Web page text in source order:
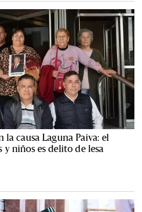
causa Laguna Paiva: el
y niños es delito de lesa